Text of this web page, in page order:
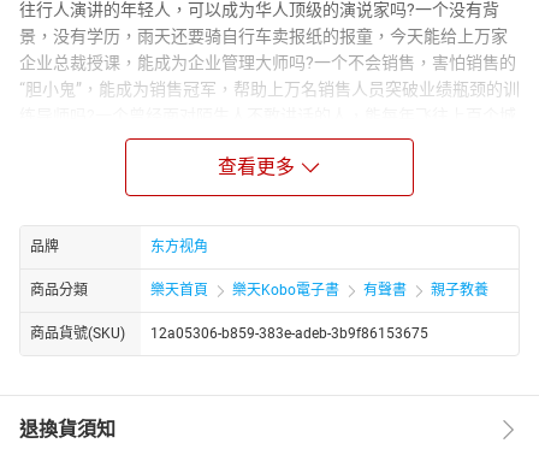
往行人演讲的年轻人，可以成为华人顶级的演说家吗?一个没有背
景，没有学历，雨天还要骑自行车卖报纸的报童，今天能给上万家
企业总裁授课，能成为企业管理大师吗?一个不会销售，害怕销售的
“胆小鬼”，能成为销售冠军，帮助上万名销售人员突破业绩瓶颈的训
市，行程几万公里，去做巡回演讲吗?一个曾经在餐厅月薪150元，
一天收入5块钱的服务员，到底学会了什么本事，能在10年后收入增
长1000倍以上?请看此书，一个人的人生就是可以这样奇迹般地发
生着不可思议的改变……
作者简介：
成杰，华人顶级实战名师 卓越团队训练专家 项尖人才战略专家 顶尖
销售实战训练师 深圳聚成资讯集团首席讲师 上海成杰品牌文化传播
有限公司总裁 《如何从优秀到卓越》畅销书作者 主讲课程《总裁战
顾问式销售》 《如何从优秀到卓越精英训练营》 。
查看更多
品牌 东方视角
商品分類 樂天首頁 樂天Kobo電子書 有聲書 親子教養
商品貨號(SKU) 12a05306-b859-383e-adeb-3b9f86153675
退換貨須知